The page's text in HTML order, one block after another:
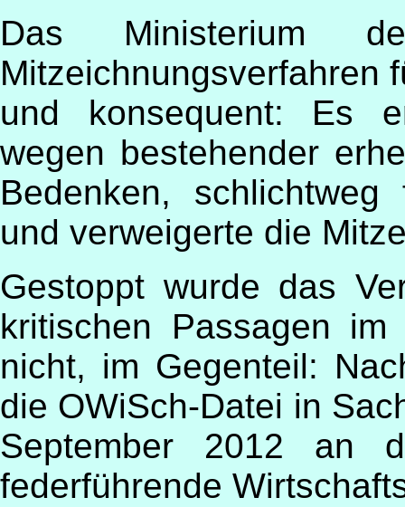
Das Ministerium
Mitzeichnungsverfahren
und konsequent: Es
wegen bestehender
Bedenken,
und verweigerte die
Gestoppt wurde das
kritischen Passagen im
nicht, im Gegenteil:
die OWiSch-Datei in
September 2012 an
federführende